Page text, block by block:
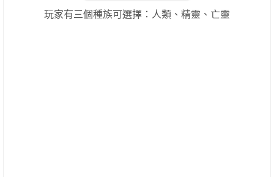
玩家有三個種族可選擇：人類、精靈、亡靈